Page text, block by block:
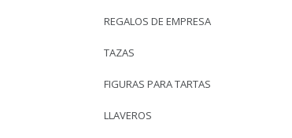
REGALOS DE EMPRESA
TAZAS
FIGURAS PARA TARTAS
LLAVEROS